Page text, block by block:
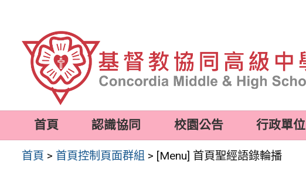
容
首頁 認識協同 校園公告 行政單位
首頁 > 首頁控制頁面群組 > [Menu] 首頁聖經語錄輪播